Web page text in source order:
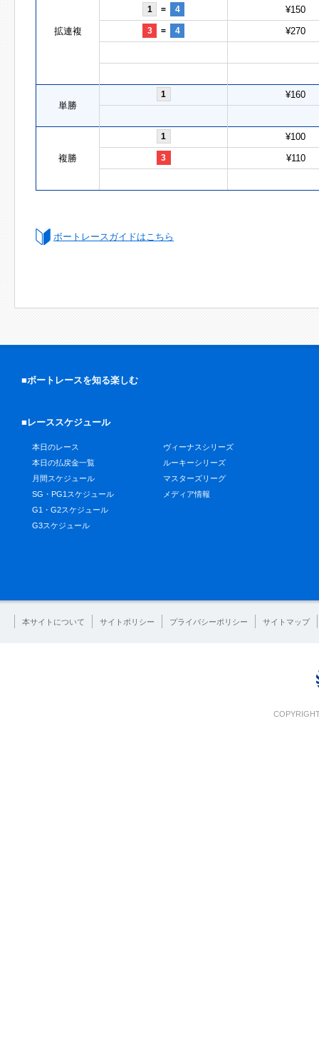
拡連複
1 = 4 ¥150
3 = 4 ¥270
単勝
1 ¥160
複勝
1 ¥100
3 ¥110
ボートレースガイドはこちら
■ボートレースを知る楽しむ
■レーススケジュール
本日のレース
本日の払戻金一覧
月間スケジュール
SG・PG1スケジュール
G1・G2スケジュール
G3スケジュール
ヴィーナスシリーズ
ルーキーシリーズ
マスターズリーグ
メディア情報
本サイトについて サイトポリシー プライバシーポリシー サイトマップ